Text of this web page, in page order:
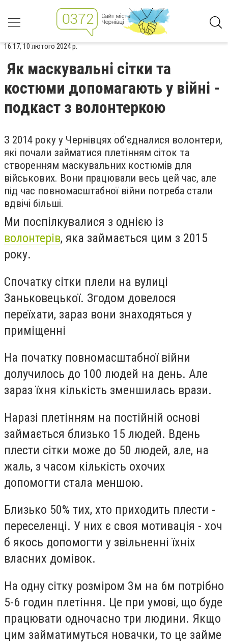
16:17, 10 лютого 2024 р.
Як маскувальні сітки та
костюми допомагають у війні -
подкаст з волонтеркою
З 2014 року у Чернівцях об’єдналися волонтери,
які почали займатися плетінням сіток та
створенням маскувальних костюмів для
військових. Вони працювали весь цей час, але
під час повномасштабної війни потреба стали
вдвічі більші.
Ми поспілкувалися з однією із
волонтерів, яка займається цим з 2015
року.
Спочатку сітки плели на вулиці
Заньковецької. Згодом довелося
переїхати, зараз вони знаходяться у
приміщенні
На початку повномасштабної війни
долучилось до 100 людей на день. Але
зараз їхня кількість зменшилась врази.
Наразі плетінням на постійній основі
займається близько 15 людей. Вдень
плести сітки може до 50 людей, але, на
жаль, з часом кількість охочих
допомогти стала меншою.
Близько 50% тих, хто приходить плести -
переселенці. У них є своя мотивація - хоч
б якось допомогти у звільненні їхніх
власних домівок.
На одну сітку розміром 3м на 6м потрібно
5-6 годин плетіння. Це при умові, що буде
працювати одночасно три людини. Якщо
цим займатимуться новачки, то це займе